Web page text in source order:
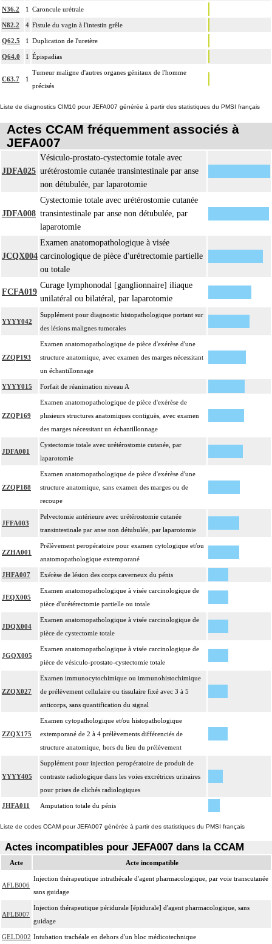
N36.2 1 Caroncule urétrale
N82.2 4 Fistule du vagin à l'intestin grêle
Q62.5 1 Duplication de l'uretère
Q64.0 1 Épispadias
C63.7 1
Tumeur maligne d'autres organes génitaux de l'homme
précisés
Liste de diagnostics CIM10 pour JEFA007 générée à partir des statistiques du PMSI français
Actes CCAM fréquemment associés à
JEFA007
JDFA025
Vésiculo-prostato-cystectomie totale avec
urétérostomie cutanée transintestinale par anse
non détubulée, par laparotomie
JDFA008
Cystectomie totale avec urétérostomie cutanée
transintestinale par anse non détubulée, par
laparotomie
JCQX004
Examen anatomopathologique à visée
carcinologique de pièce d'urétrectomie partielle
ou totale
FCFA019
Curage lymphonodal [ganglionnaire] iliaque
unilatéral ou bilatéral, par laparotomie
YYYY042
Supplément pour diagnostic histopathologique portant sur
des lésions malignes tumorales
ZZQP193
Examen anatomopathologique de pièce d'exérèse d'une
structure anatomique, avec examen des marges nécessitant
un échantillonnage
YYYY015 Forfait de réanimation niveau A
ZZQP169
Examen anatomopathologique de pièce d'exérèse de
plusieurs structures anatomiques contiguës, avec examen
des marges nécessitant un échantillonnage
JDFA001
Cystectomie totale avec urétérostomie cutanée, par
laparotomie
ZZQP188
Examen anatomopathologique de pièce d'exérèse d'une
structure anatomique, sans examen des marges ou de
recoupe
JFFA003
Pelvectomie antérieure avec urétérostomie cutanée
transintestinale par anse non détubulée, par laparotomie
ZZHA001
Prélèvement peropératoire pour examen cytologique et/ou
anatomopathologique extemporané
JHFA007 Exérèse de lésion des corps caverneux du pénis
JEQX005
Examen anatomopathologique à visée carcinologique de
pièce d'urétérectomie partielle ou totale
JDQX004
Examen anatomopathologique à visée carcinologique de
pièce de cystectomie totale
JGQX005
Examen anatomopathologique à visée carcinologique de
pièce de vésiculo-prostato-cystectomie totale
ZZQX027
Examen immunocytochimique ou immunohistochimique
de prélèvement cellulaire ou tissulaire fixé avec 3 à 5
anticorps, sans quantification du signal
ZZQX175
Examen cytopathologique et/ou histopathologique
extemporané de 2 à 4 prélèvements différenciés de
structure anatomique, hors du lieu du prélèvement
YYYY405
Supplément pour injection peropératoire de produit de
contraste radiologique dans les voies excrétrices urinaires
pour prises de clichés radiologiques
JHFA011 Amputation totale du pénis
Liste de codes CCAM pour JEFA007 générée à partir des statistiques du PMSI français
Actes incompatibles pour JEFA007 dans la CCAM
Acte Acte incompatible
AFLB006
Injection thérapeutique intrathécale d'agent pharmacologique, par voie transcutanée
sans guidage
AFLB007
Injection thérapeutique péridurale [épidurale] d'agent pharmacologique, sans
guidage
GELD002 Intubation trachéale en dehors d'un bloc médicotechnique